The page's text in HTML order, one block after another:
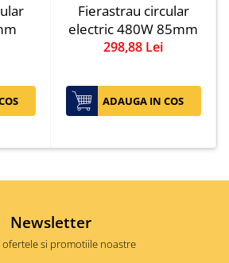
plante
lucru
si
Fierastrau circular
electric 480W 85mm
298,88 Lei
ADAUGA IN COS
Newsletter
ofertele si promotiile noastre